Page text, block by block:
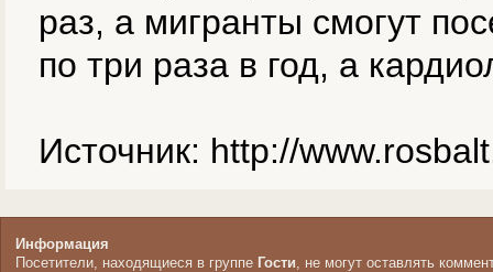
раз, а мигранты смогут
по три раза в год, а
Источник: http://
Информация
Посетители, находящиеся в группе Гости , не могут оставлять